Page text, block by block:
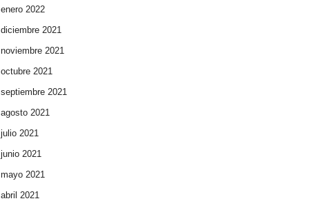
enero 2022
diciembre 2021
noviembre 2021
octubre 2021
septiembre 2021
agosto 2021
julio 2021
junio 2021
mayo 2021
abril 2021